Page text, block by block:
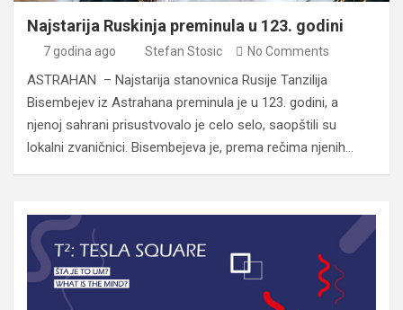
Najstarija Ruskinja preminula u 123. godini
7 godina ago Stefan Stosic No Comments
ASTRAHAN – Najstarija stanovnica Rusije Tanzilija
Bisembejev iz Astrahana preminula je u 123. godini, a
njenoj sahrani prisustvovalo je celo selo, saopštili su
lokalni zvaničnici. Bisembejeva je, prema rečima njenih…